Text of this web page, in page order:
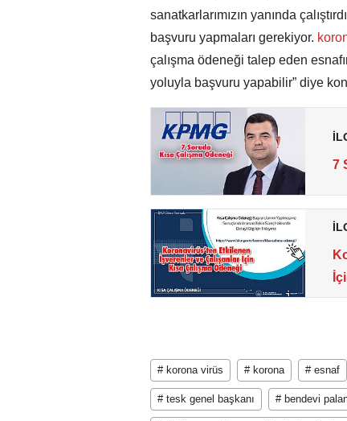
sanatkarlarımızın yanında
başvuru yapmaları gerekiyor.
çalışma ödeneği talep eden
yoluyla başvuru yapabilir” diye
7
# korona virüs # korona # esnaf
# tesk genel başkanı # bendevi